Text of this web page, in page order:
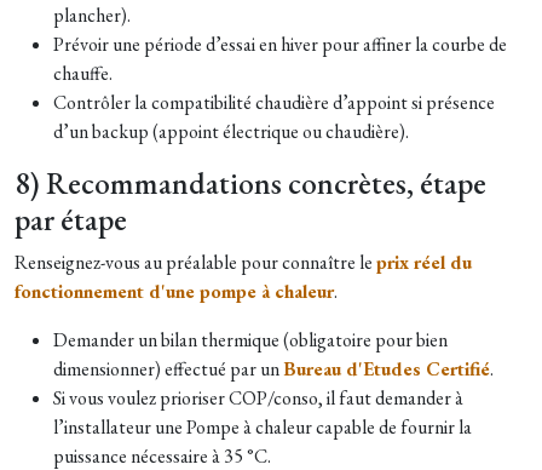
plancher).
Prévoir une période d’essai en hiver pour affiner la courbe de
chauffe.
Contrôler la compatibilité chaudière d’appoint si présence
d’un backup (appoint électrique ou chaudière).
8) Recommandations concrètes, étape
par étape
Renseignez-vous au préalable pour connaître leprix réel du
fonctionnement d'une pompe à chaleur.
Demander un bilan thermique (obligatoire pour bien
dimensionner) effectué par unBureau d'Etudes Certifié.
Si vous voulez prioriser COP/conso, il faut demander à
l’installateur une Pompe à chaleur capable de fournir la
puissance nécessaire à 35 °C.